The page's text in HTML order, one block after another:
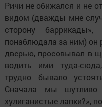
Ричи не обижался и не
видом (дважды мне
сторону
понаблюдала за ним) он
дверью, просовывал в
водить ими туда-
трудно бывало
Сначала мы
хулиганистые лапки?»,